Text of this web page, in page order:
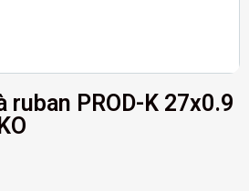
ruban PROD-K 27x0.9